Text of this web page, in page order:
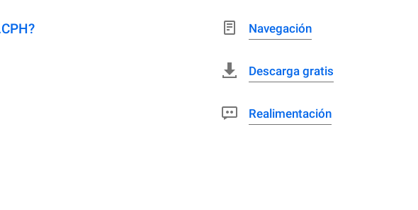
Navegación
Descarga gratis
Realimentación